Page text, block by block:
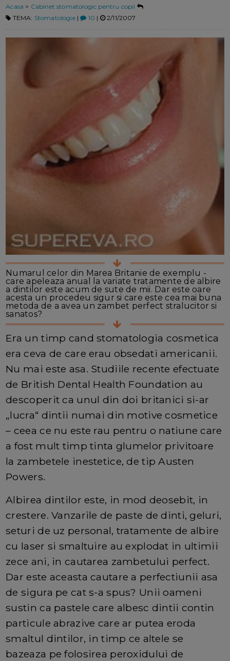
Acasa > Cabinet stomatologic pentru copii
TEMA: Stomatologie| 10 | 2/11/2007
Numarul celor din Marea Britanie de exemplu -
care apeleaza anual la variate tratamente de albire
a dintilor este acum de sute de mii. Dar este oare
acesta un procedeu sigur si care este cea mai buna
metoda de a avea un zambet perfect stralucitor si
sanatos?
Era un timp cand stomatologia cosmetica
era ceva de care erau obsedati americanii.
Nu mai este asa. Studiile recente efectuate
de British Dental Health Foundation au
descoperit ca unul din doi britanici si-ar
„lucra“ dintii numai din motive cosmetice
– ceea ce nu este rau pentru o natiune care
a fost mult timp tinta glumelor privitoare
la zambetele inestetice, de tip Austen
Powers.
Albirea dintilor este, in mod deosebit, in
crestere. Vanzarile de paste de dinti, geluri,
seturi de uz personal, tratamente de albire
cu laser si smaltuire au explodat in ultimii
zece ani, in cautarea zambetului perfect.
Dar este aceasta cautare a perfectiunii asa
de sigura pe cat s-a spus? Unii oameni
sustin ca pastele care albesc dintii contin
particule abrazive care ar putea eroda
smaltul dintilor, in timp ce altele se
bazeaza pe folosirea peroxidului de